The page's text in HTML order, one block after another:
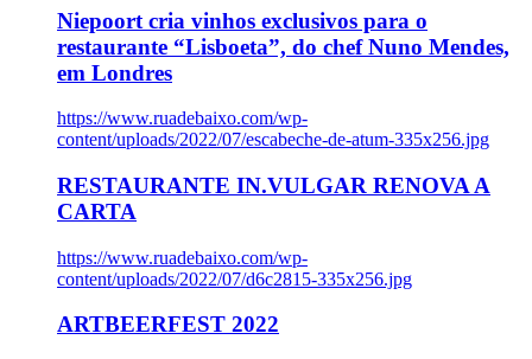
Niepoort cria vinhos exclusivos para o
restaurante “Lisboeta”, do chef Nuno Mendes,
em Londres
https://www.ruadebaixo.com/wp-
content/uploads/2022/07/escabeche-de-atum-335x256.jpg
RESTAURANTE IN.VULGAR RENOVA A
CARTA
https://www.ruadebaixo.com/wp-
content/uploads/2022/07/d6c2815-335x256.jpg
ARTBEERFEST 2022